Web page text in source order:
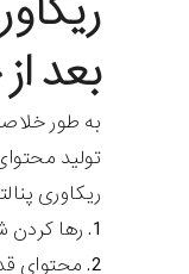
بعد
به طور
تولید
ریکاوری
رها کردن
محتوای